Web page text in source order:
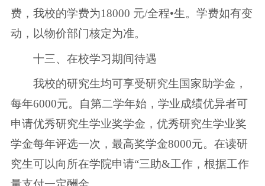
费，我校的学费为18000 元/全程•生。学费如有变
动，以物价部门核定为准。
十三、在校学习期间待遇
我校的研究生均可享受研究生国家助学金，
每年6000元。自第二学年始，学业成绩优异者可
申请优秀研究生学业奖学金，优秀研究生学业奖
学金每年评选一次，最高奖学金8000元。在读研
究生可以向所在学院申请“三助&工作，根据工作